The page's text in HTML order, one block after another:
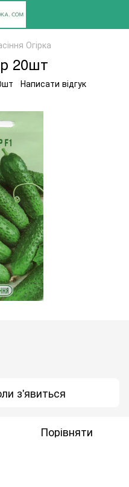
Огірка
20шт
Написати відгук
з'явиться
Порівняти